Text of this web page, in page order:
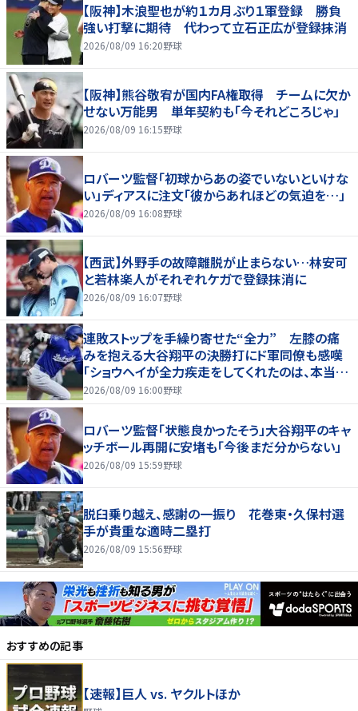
【阪神】木浪聖也が約１カ月ぶり１軍登録 勝負
強い打撃に期待 代わって立石正広が登録抹消
2026/08/09 16:20野球
【阪神】熊谷敬宥が国内FA権取得 チームに欠か
せない万能男 単年契約も「今それどころじゃ」
2026/08/09 16:15野球
ロバーツ監督「初球からあの姿でいないといけな
い」ディアスに注文「彼からあれほどの気迫を…」
2026/08/09 16:08野球
【西武】外野手の故障離脱が止まらない…林安可
と若林楽人がそれぞれケガで登録抹消に
2026/08/09 16:07野球
連敗ストップを手繰り寄せた“全力” 左膝の痛
みを抱える大谷翔平の決勝打にド軍同僚も感嘆
「ショウヘイが全力疾走をしてくれたのは、本当に
大きかった」
2026/08/09 16:00野球
ロバーツ監督「状態良かったそう」大谷翔平のキャ
ッチボール再開に安堵も「今後まだ分からない」
2026/08/09 15:59野球
脱臼乗り越え、感謝の一振り 花巻東・久保村選
手が貴重な適時二塁打
2026/08/09 15:56野球
おすすめの記事
【速報】巨人 vs. ヤクルトほか